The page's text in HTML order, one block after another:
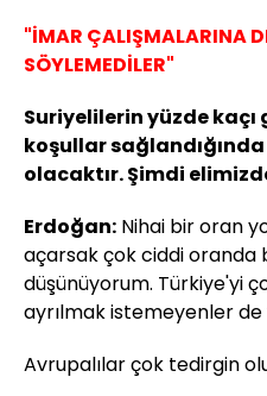
"İMAR ÇALIŞMALARINA
SÖYLEMEDİLER"
Suriyelilerin yüzde
koşullar
olacaktır. Şimdi
Erdoğan: Nihai bir oran
açarsak çok ciddi oranda
düşünüyorum. Türkiye'yi
ayrılmak istemeyenler de
Avrupalılar çok tedirgin